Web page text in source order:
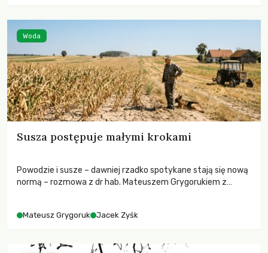
funkcjonowania łowiectwa w Polsce.
Susza postępuje małymi krokami
Powodzie i susze – dawniej rzadko spotykane stają się nową
normą – rozmowa z dr hab. Mateuszem Grygorukiem z
Mateusz Grygoruk Jacek Zyśk
Woda